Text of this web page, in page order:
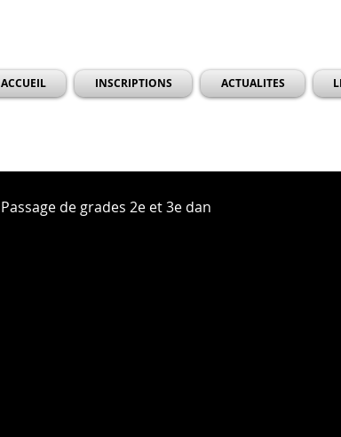
ACCUEIL INSCRIPTIONS ACTUALITES
Passage de grades 2e et 3e dan